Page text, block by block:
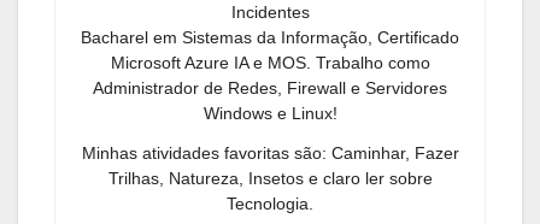
Incidentes
Bacharel em Sistemas da Informação, Certificado
Microsoft Azure IA e MOS. Trabalho como
Administrador de Redes, Firewall e Servidores
Windows e Linux!
Minhas atividades favoritas são: Caminhar, Fazer
Trilhas, Natureza, Insetos e claro ler sobre
Tecnologia.